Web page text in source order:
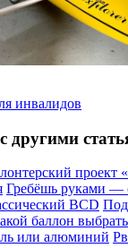
инвалидов
другими
проект
Гребёшь руками —
BCD
баллон
или алюминий